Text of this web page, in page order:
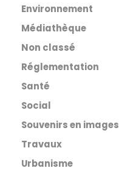
Environnement
Médiathèque
Non classé
Réglementation
Santé
Social
Souvenirs en images
Travaux
Urbanisme